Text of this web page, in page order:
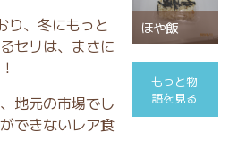
り、冬にもっと
セリは、まさに
地元の市場でし
できないレア食
ほや飯
もっと物
語を見る